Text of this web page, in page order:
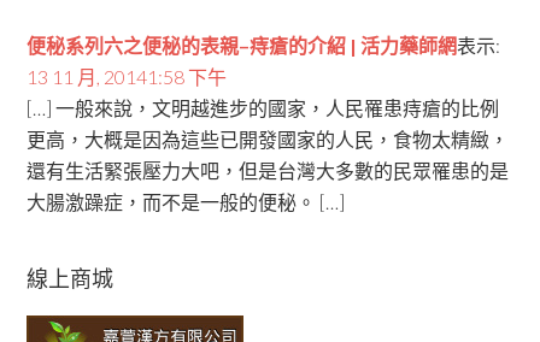
便秘系列六之便秘的表親–痔瘡的介紹 | 活力藥師網表示:
13 11 月, 20141:58 下午
[…] 一般來說，文明越進步的國家，人民罹患痔瘡的比例
更高，大概是因為這些已開發國家的人民，食物太精緻，
還有生活緊張壓力大吧，但是台灣大多數的民眾罹患的是
大腸激躁症，而不是一般的便秘。 […]
線上商城